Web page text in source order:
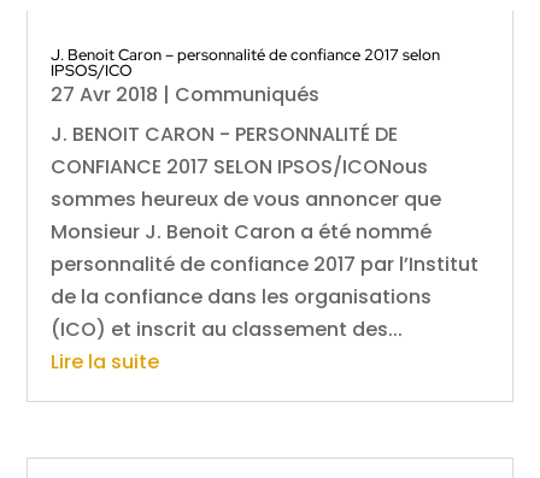
J. Benoit Caron – personnalité de confiance 2017 selon
IPSOS/ICO
27 Avr 2018 | Communiqués
J. BENOIT CARON - PERSONNALITÉ DE
CONFIANCE 2017 SELON IPSOS/ICONous
sommes heureux de vous annoncer que
Monsieur J. Benoit Caron a été nommé
personnalité de confiance 2017 par l’Institut
de la confiance dans les organisations
(ICO) et inscrit au classement des...
Lire la suite